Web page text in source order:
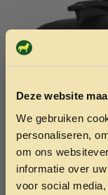
Deze website
We gebruiken
personaliseren,
om ons
informatie over
voor social
Flexi multi box
JE